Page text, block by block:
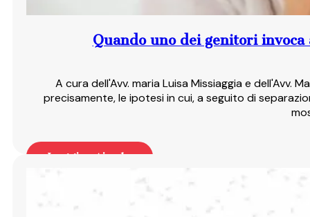
Quando uno dei genitori
A cura dell'Avv. maria Luisa Missiaggia e dell'Avv.
precisamente, le ipotesi in cui, a seguito di
Leggi articolo